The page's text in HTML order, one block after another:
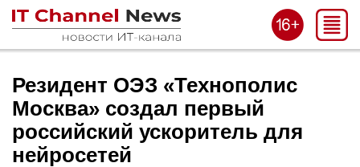
Резидент ОЭЗ «Технополис
Москва» создал первый
российский ускоритель для
нейросетей